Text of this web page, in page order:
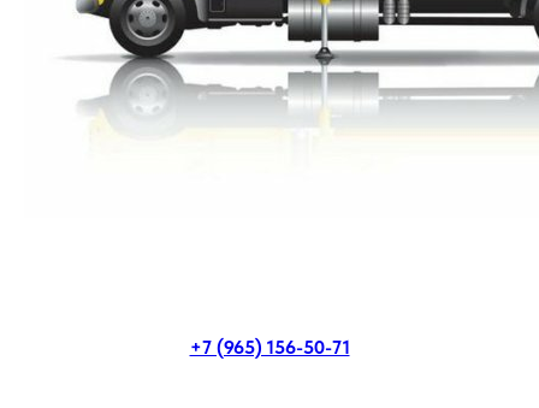
+7 (965) 156-50-71